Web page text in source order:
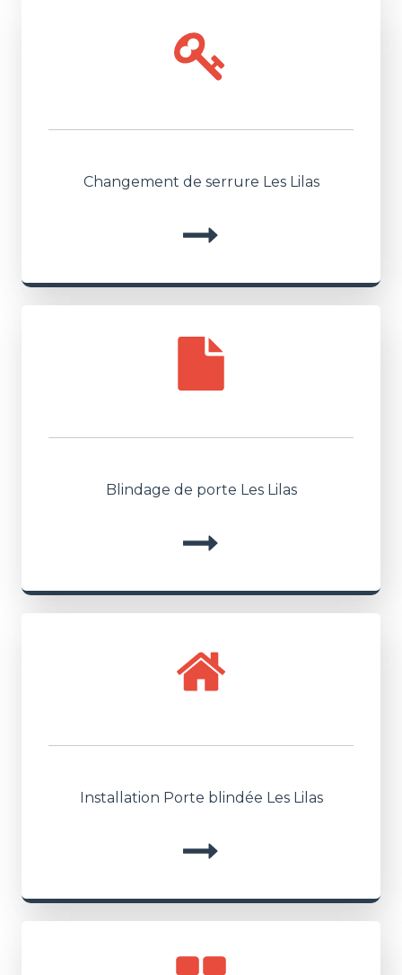
Changement de serrure Les Lilas
Blindage de porte Les Lilas
Installation Porte blindée Les Lilas